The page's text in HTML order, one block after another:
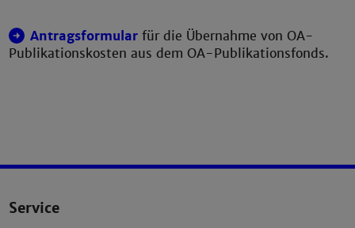
Antragsformular für die Übernahme von OA-
Publikationskosten aus dem OA-Publikationsfonds.
Service